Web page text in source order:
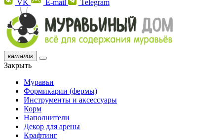
VK
E-mail Telegram
каталог
Закрыть
Муравьи
Формикарии (фермы)
Инструменты и аксессуары
Корм
Наполнители
Декор для арены
Крафтинг